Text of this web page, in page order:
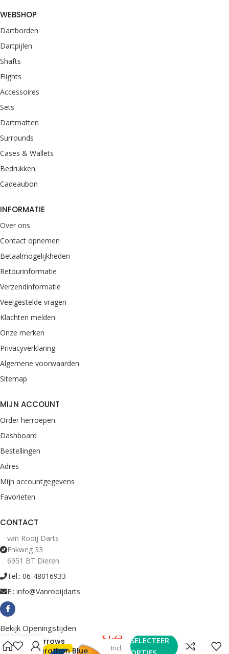
WEBSHOP
Dartborden
Dartpijlen
Shafts
Flights
Accessoires
Sets
Dartmatten
Surrounds
Cases & Wallets
Bedrukken
Cadeaubon
INFORMATIE
Over ons
Contact opnemen
Betaalmogelijkheden
Retourinformatie
Verzendinformatie
Veelgestelde vragen
Klachten melden
Onze merken
Privacyverklaring
Algemene voorwaarden
Sitemap
MIJN ACCOUNT
Order herroepen
Dashboard
Bestellingen
Adres
Mijn accountgegevens
Favorieten
CONTACT
van Rooij Darts
Enkweg 33
6951 BT Dieren
Tel.: 06-48016933
E.: info@Vanrooijdarts
Bekijk Openingstijden
Harrows
Marathon Blue
€ 1.25
Incl.
SELECTEER